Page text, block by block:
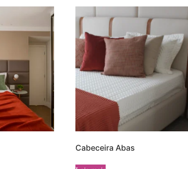
Cabeceira Abas